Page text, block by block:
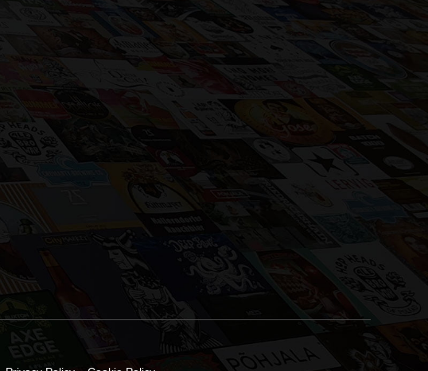
CHI SIAMO
BIRRIFICI
LISTINO GIACENZE
CONTATTI